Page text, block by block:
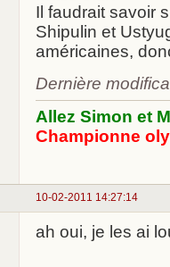
Il faudrait savoir
Shipulin et
américaines,
Dernière
Allez Simon et
Championne
10-02-2011 14:27:14
ah oui, je les ai